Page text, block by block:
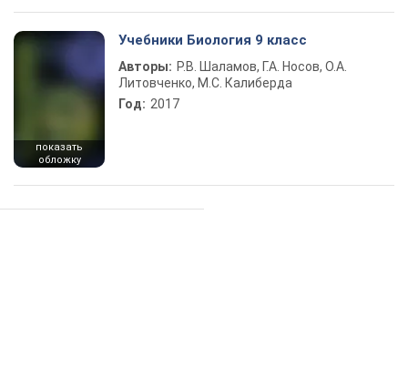
показать
обложку
Учебники Биология 9 класс
Авторы: Р.В. Шаламов, Г.А. Носов, О.А.
Литовченко, М.С. Калиберда
Год: 2017